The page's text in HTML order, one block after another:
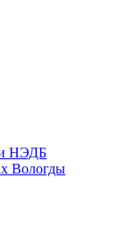
и НЭДБ
Вологды